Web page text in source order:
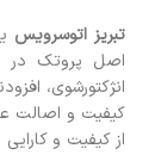
تبریز اتوسرویس
اصل پروتک در
انژکتورشوی،
کیفیت و اصالت
از کیفیت و